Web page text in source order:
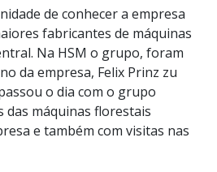
de conhecer a empresa
fabricantes de máquinas
Na HSM o grupo, foram
da empresa, Felix Prinz zu
o dia com o grupo
máquinas florestais
e também com visitas nas